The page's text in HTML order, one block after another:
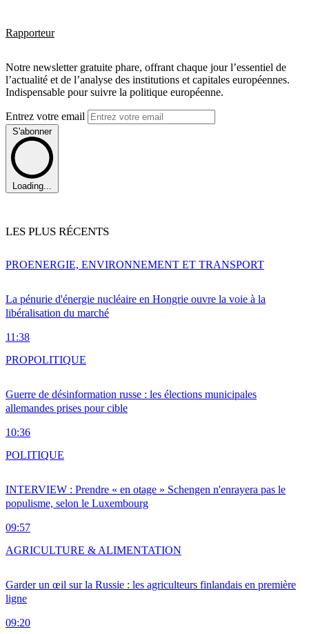
Rapporteur
Notre newsletter gratuite phare, offrant chaque jour l’essentiel de
l’actualité et de l’analyse des institutions et capitales européennes.
Indispensable pour suivre la politique européenne.
Entrez votre email
S'abonner
Loading...
LES PLUS RÉCENTS
La pénurie d'énergie nucléaire en Hongrie ouvre la voie à la
libéralisation du marché
11:38
PROENERGIE, ENVIRONNEMENT ET TRANSPORT
Guerre de désinformation russe : les élections municipales
allemandes prises pour cible
10:36
PROPOLITIQUE
INTERVIEW : Prendre « en otage » Schengen n'enrayera pas le
populisme, selon le Luxembourg
09:57
POLITIQUE
Garder un œil sur la Russie : les agriculteurs finlandais en première
ligne
09:20
AGRICULTURE & ALIMENTATION